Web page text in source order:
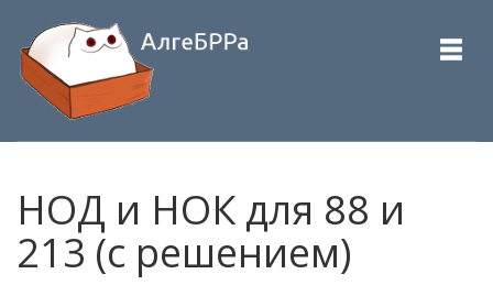
НОД и НОК для 88 и
213 (с решением)